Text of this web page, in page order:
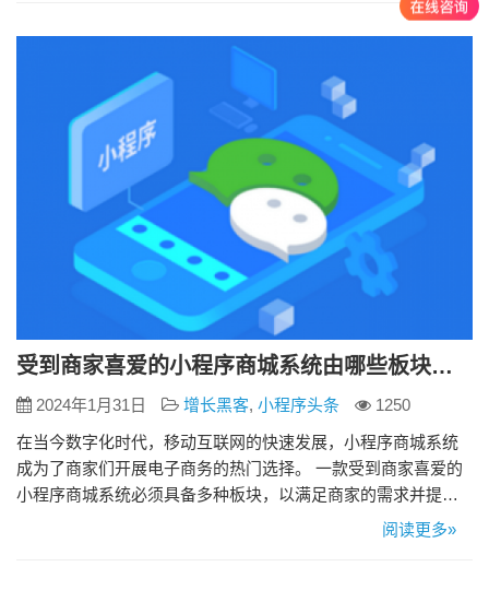
个方面进行详细阐述。 二、跨境电商B2B平台需求分析 在搭建
跨境电商B2B平台之前，首先需要进行…
受到商家喜爱的小程序商城系统由哪些板块构成？
2024年1月31日 增长黑客, 小程序头条
1250
在当今数字化时代，移动互联网的快速发展，小程序商城系统
成为了商家们开展电子商务的热门选择。 一款受到商家喜爱的
小程序商城系统必须具备多种板块，以满足商家的需求并提升
用户体验。下面，我们将介绍一个受商家喜爱的小程序商城系
阅读更多»